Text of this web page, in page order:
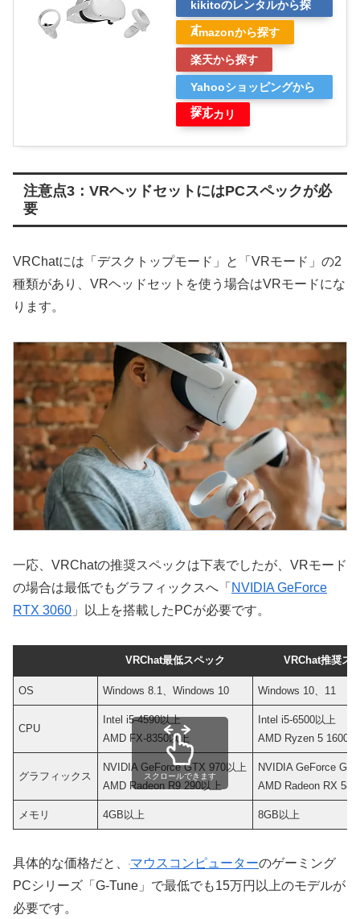
kikitoのレンタルから探
す
Amazonから探す
楽天から探す
Yahooショッピングから
探す
メルカリ
注意点3：VRヘッドセットにはPCスペックが必
要
VRChatには「デスクトップモード」と「VRモード」の2
種類があり、VRヘッドセットを使う場合はVRモードにな
ります。
一応、VRChatの推奨スペックは下表でしたが、VRモード
の場合は最低でもグラフィックスへ「 NVIDIA GeForce
RTX 3060 」以上を搭載したPCが必要です。
VRChat最低スペック VRChat推奨ス
OS Windows 8.1、Windows 10 Windows 10、11
CPU
Intel i5-4590以上
AMD FX-8350以上
Intel i5-6500以上
AMD Ryzen 5 1600
グラフィックス
NVIDIA GeForce GTX 970以上
AMD Radeon R9 290以上
NVIDIA GeForce
AMD Radeon RX
メモリ 4GB以上 8GB以上
スクロールできます
具体的な価格だと、 マウスコンピューターのゲーミング
PCシリーズ「G-Tune」で最低でも15万円以上のモデルが
必要です。